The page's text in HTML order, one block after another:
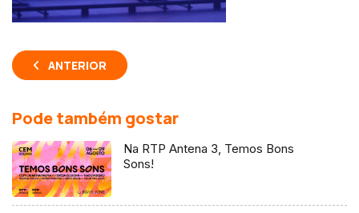
ANTERIOR
Pode também gostar
Na RTP Antena 3, Temos Bons
Sons!